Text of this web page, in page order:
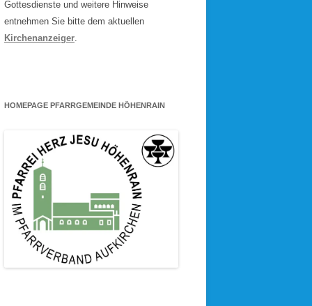
Gottesdienste und weitere Hinweise
entnehmen Sie bitte dem aktuellen
Kirchenanzeiger.
HOMEPAGE PFARRGEMEINDE HÖHENRAIN